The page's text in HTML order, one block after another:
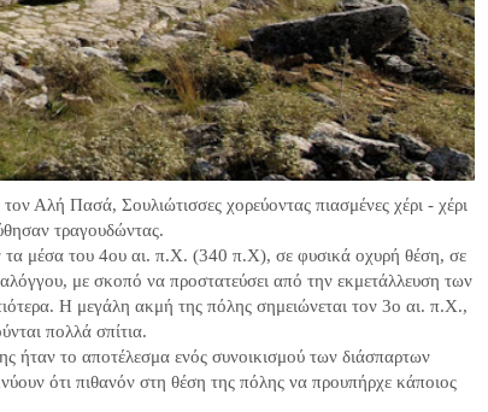
Αλή Πασά, Σουλιώτισσες χορεύοντας πιασμένες χέρι - χέρι
τραγουδώντας.
μέσα του 4ου αι. π.Χ. (340 π.Χ), σε φυσικά οχυρή θέση, σε
με σκοπό να προστατεύσει από την εκμετάλλευση των
Η μεγάλη ακμή της πόλης σημειώνεται τον 3ο αι. π.Χ.,
πολλά σπίτια.
ήταν το αποτέλεσμα ενός συνοικισμού των διάσπαρτων
ότι πιθανόν στη θέση της πόλης να προυπήρχε κάποιος